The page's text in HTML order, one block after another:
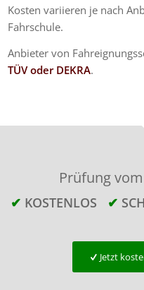
Kosten variieren je nach
Fahrschule.
Anbieter von
TÜV oder DEKRA.
Prüfung vom
✔ KOSTENLOS ✔
Jetzt